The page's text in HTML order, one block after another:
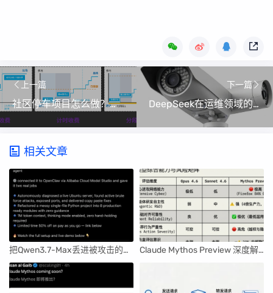
上一篇
社区停车项目怎么做？一站式方案解决管理、营收难题
下一篇
DeepSeek在运维领域的50个落地场景探索！
相关文章
把Qwen3.7-Max丢进被攻击的服务器，它竟查出了暴力破解！ Claude Mythos Preview 深度解读：Anthropic 最强大模型的机遇与风险